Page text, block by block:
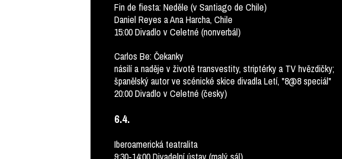
Fin de fiesta: Neděle (v Santiago de Chile)
Daniel Reyes a Ana Harcha, Chile
15:00 Divadlo v Celetné (nonverbál)
Carlos Be: Čekanky
násilí a naděje v životě transvestity, striptérky a TV hvězdičky;
španělský autor ve scénické skice divadla Letí, "8@8 speciál"
20:00 Divadlo v Celetné (česky)
6.4.
Iberoamerická teatralita